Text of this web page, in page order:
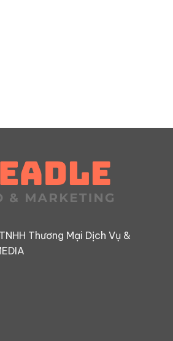
Thương Mại Dịch Vụ &